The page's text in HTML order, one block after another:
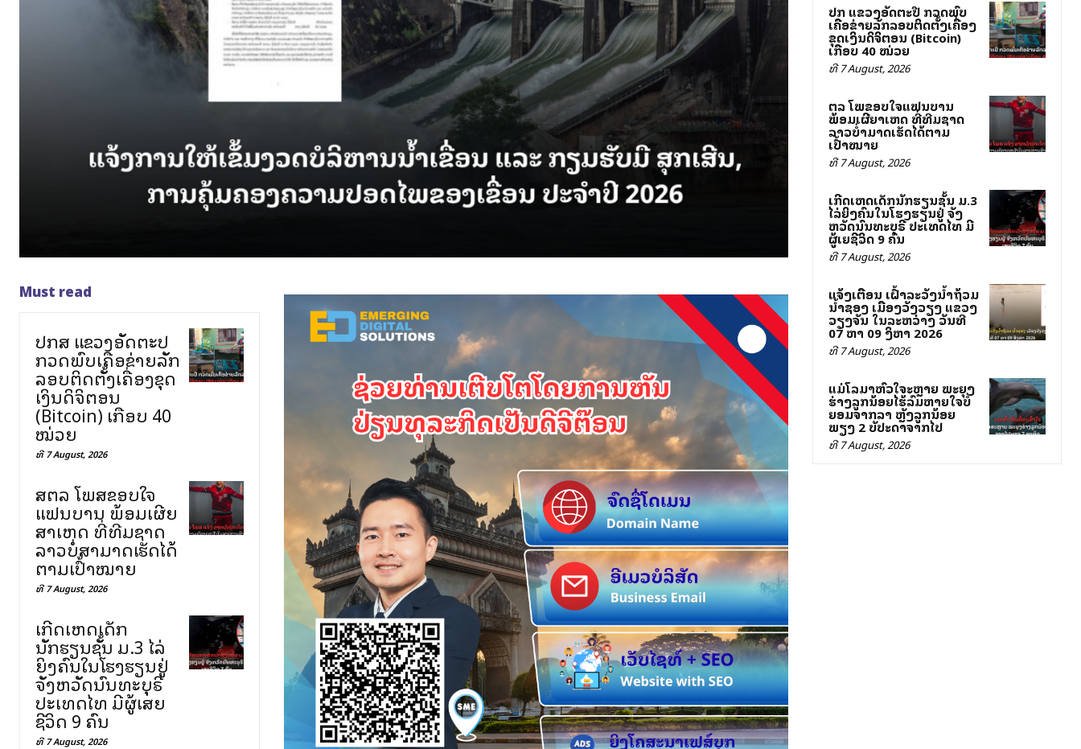
Must read
ປກສ ແຂວງອັດຕະປື
ກວດພົບເຄືອຂ່າຍລັກ
ລອບຕິດຕັ້ງເຄື່ອງຂຸດ
ເງິນດິຈິຕອນ
(Bitcoin) ເກືອບ 40
ໝ່ວຍ
ທີ 7 August, 2026
ສຕລ ໂພສຂອບໃຈ
ແຟນບານ ພ້ອມເຜີຍ
ສາເຫດ ທີ່ທີມຊາດ
ລາວບໍ່ສາມາດເຮັດໄດ້
ຕາມເປົ້າໝາຍ
ທີ 7 August, 2026
ເກີດເຫດເດັກ
ນັກຮຽນຊັ້ນ ມ.3 ໄລ່
ຍິງຄົນໃນໂຮງຮຽນຢູ່
ຈັງຫວັດນົນທະບຸຣີ
ປະເທດໄທ ມີຜູ້ເສຍ
ຊີວິດ 9 ຄົນ
ທີ 7 August, 2026
ປກສ ແຂວງອັດຕະປື ກວດພົບ
ເຄືອຂ່າຍລັກລອບຕິດຕັ້ງເຄື່ອງ
ຂຸດເງິນດິຈິຕອນ (Bitcoin)
ເກືອບ 40 ໝ່ວຍ
ທີ 7 August, 2026
ສຕລ ໂພສຂອບໃຈແຟນບານ
ພ້ອມເຜີຍສາເຫດ ທີ່ທີມຊາດ
ລາວບໍ່ສາມາດເຮັດໄດ້ຕາມ
ເປົ້າໝາຍ
ທີ 7 August, 2026
ເກີດເຫດເດັກນັກຮຽນຊັ້ນ ມ.3
ໄລ່ຍິງຄົນໃນໂຮງຮຽນຢູ່ ຈັງ
ຫວັດນົນທະບຸຣີ ປະເທດໄທ ມີ
ຜູ້ເສຍຊີວິດ 9 ຄົນ
ທີ 7 August, 2026
ແຈ້ງເຕືອນ ເຝົ້າລະວັງນ້ຳຖ້ວມ
ນ້ຳຊອງ ເມືອງວັງວຽງ ແຂວງ
ວຽງຈັນ ໃນລະຫວ່າງ ວັນທີ
07 ຫາ 09 ສິງຫາ 2026
ທີ 7 August, 2026
ແມ່ໂລມາຫົວໃຈສະຫຼາຍ ພະຍຸງ
ຮ່າງລູກນ້ອຍໄຮ້ລົມຫາຍໃຈບໍ່
ຍອມຈາກລາ ຫຼັງລູກນ້ອຍ
ພຽງ 2 ສັບປະດາຈາກໄປ
ທີ 7 August, 2026